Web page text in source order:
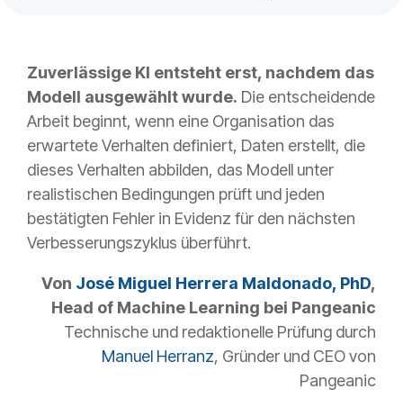
Zuverlässige KI entsteht erst, nachdem das
Modell ausgewählt wurde. Die entscheidende
Arbeit beginnt, wenn eine Organisation das
erwartete Verhalten definiert, Daten erstellt, die
dieses Verhalten abbilden, das Modell unter
realistischen Bedingungen prüft und jeden
bestätigten Fehler in Evidenz für den nächsten
Verbesserungszyklus überführt.
Von José Miguel Herrera Maldonado, PhD,
Head of Machine Learning bei Pangeanic
Technische und redaktionelle Prüfung durch
Manuel Herranz, Gründer und CEO von
Pangeanic